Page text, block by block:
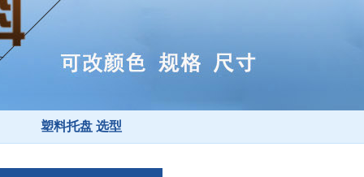
塑料托盘 选型